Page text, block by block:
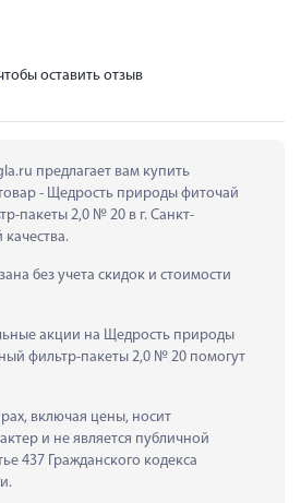
оставить отзыв
предлагает вам купить
- Щедрость природы фиточай
пакеты 2,0 № 20 в г. Санкт-
качества.
без учета скидок и стоимости
акции на Щедрость природы
фильтр-пакеты 2,0 № 20 помогут
включая цены, носит
и не является публичной
437 Гражданского кодекса